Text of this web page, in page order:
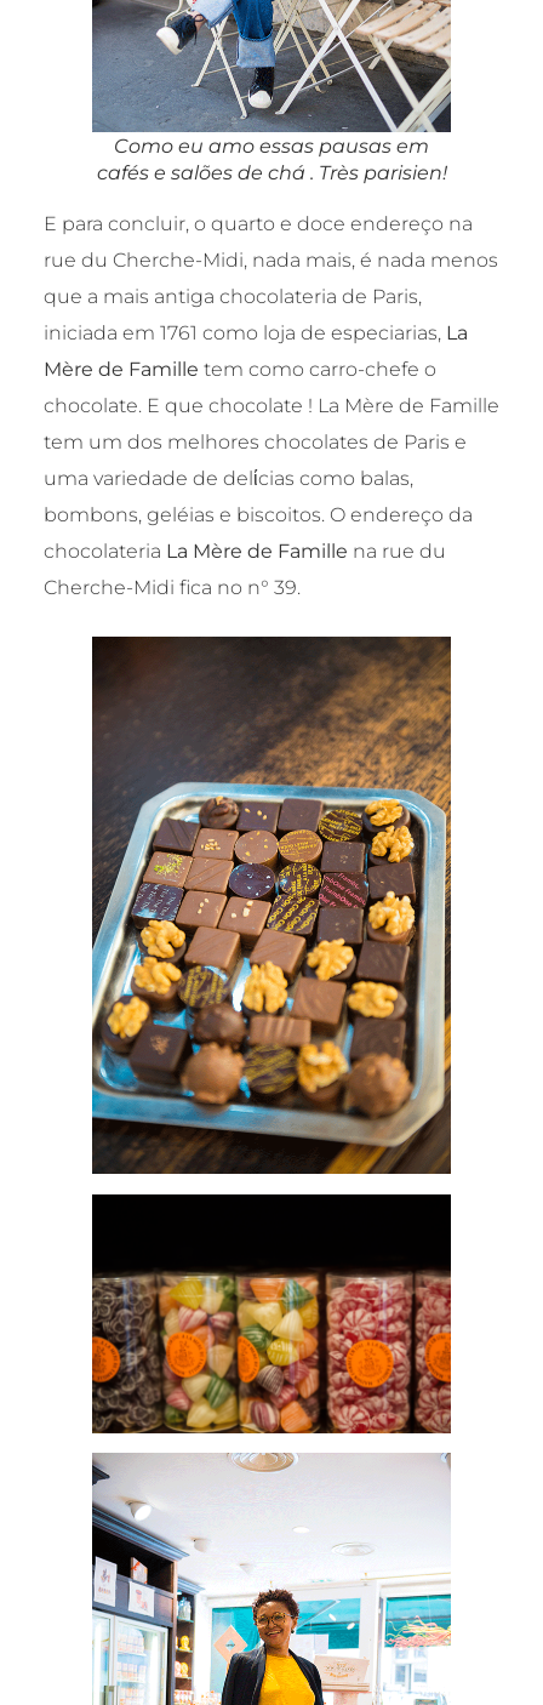
Como eu amo essas pausas em
cafés e salões de chá . Très parisien!
E para concluir, o quarto e doce endereço na
rue du Cherche-Midi, nada mais, é nada menos
que a mais antiga chocolateria de Paris,
iniciada em 1761 como loja de especiarias, La
Mère de Famille tem como carro-chefe o
chocolate. E que chocolate ! La Mère de Famille
tem um dos melhores chocolates de Paris e
uma variedade de delίcias como balas,
bombons, geléias e biscoitos. O endereço da
chocolateria La Mère de Famille na rue du
Cherche-Midi fica no n° 39.